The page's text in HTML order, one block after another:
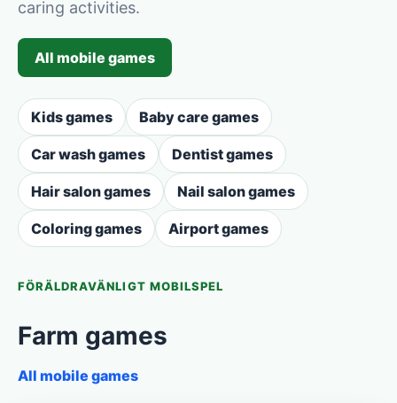
caring activities.
All mobile games
Kids games Baby care games
Car wash games Dentist games
Hair salon games Nail salon games
Coloring games Airport games
FÖRÄLDRAVÄNLIGT MOBILSPEL
Farm games
All mobile games